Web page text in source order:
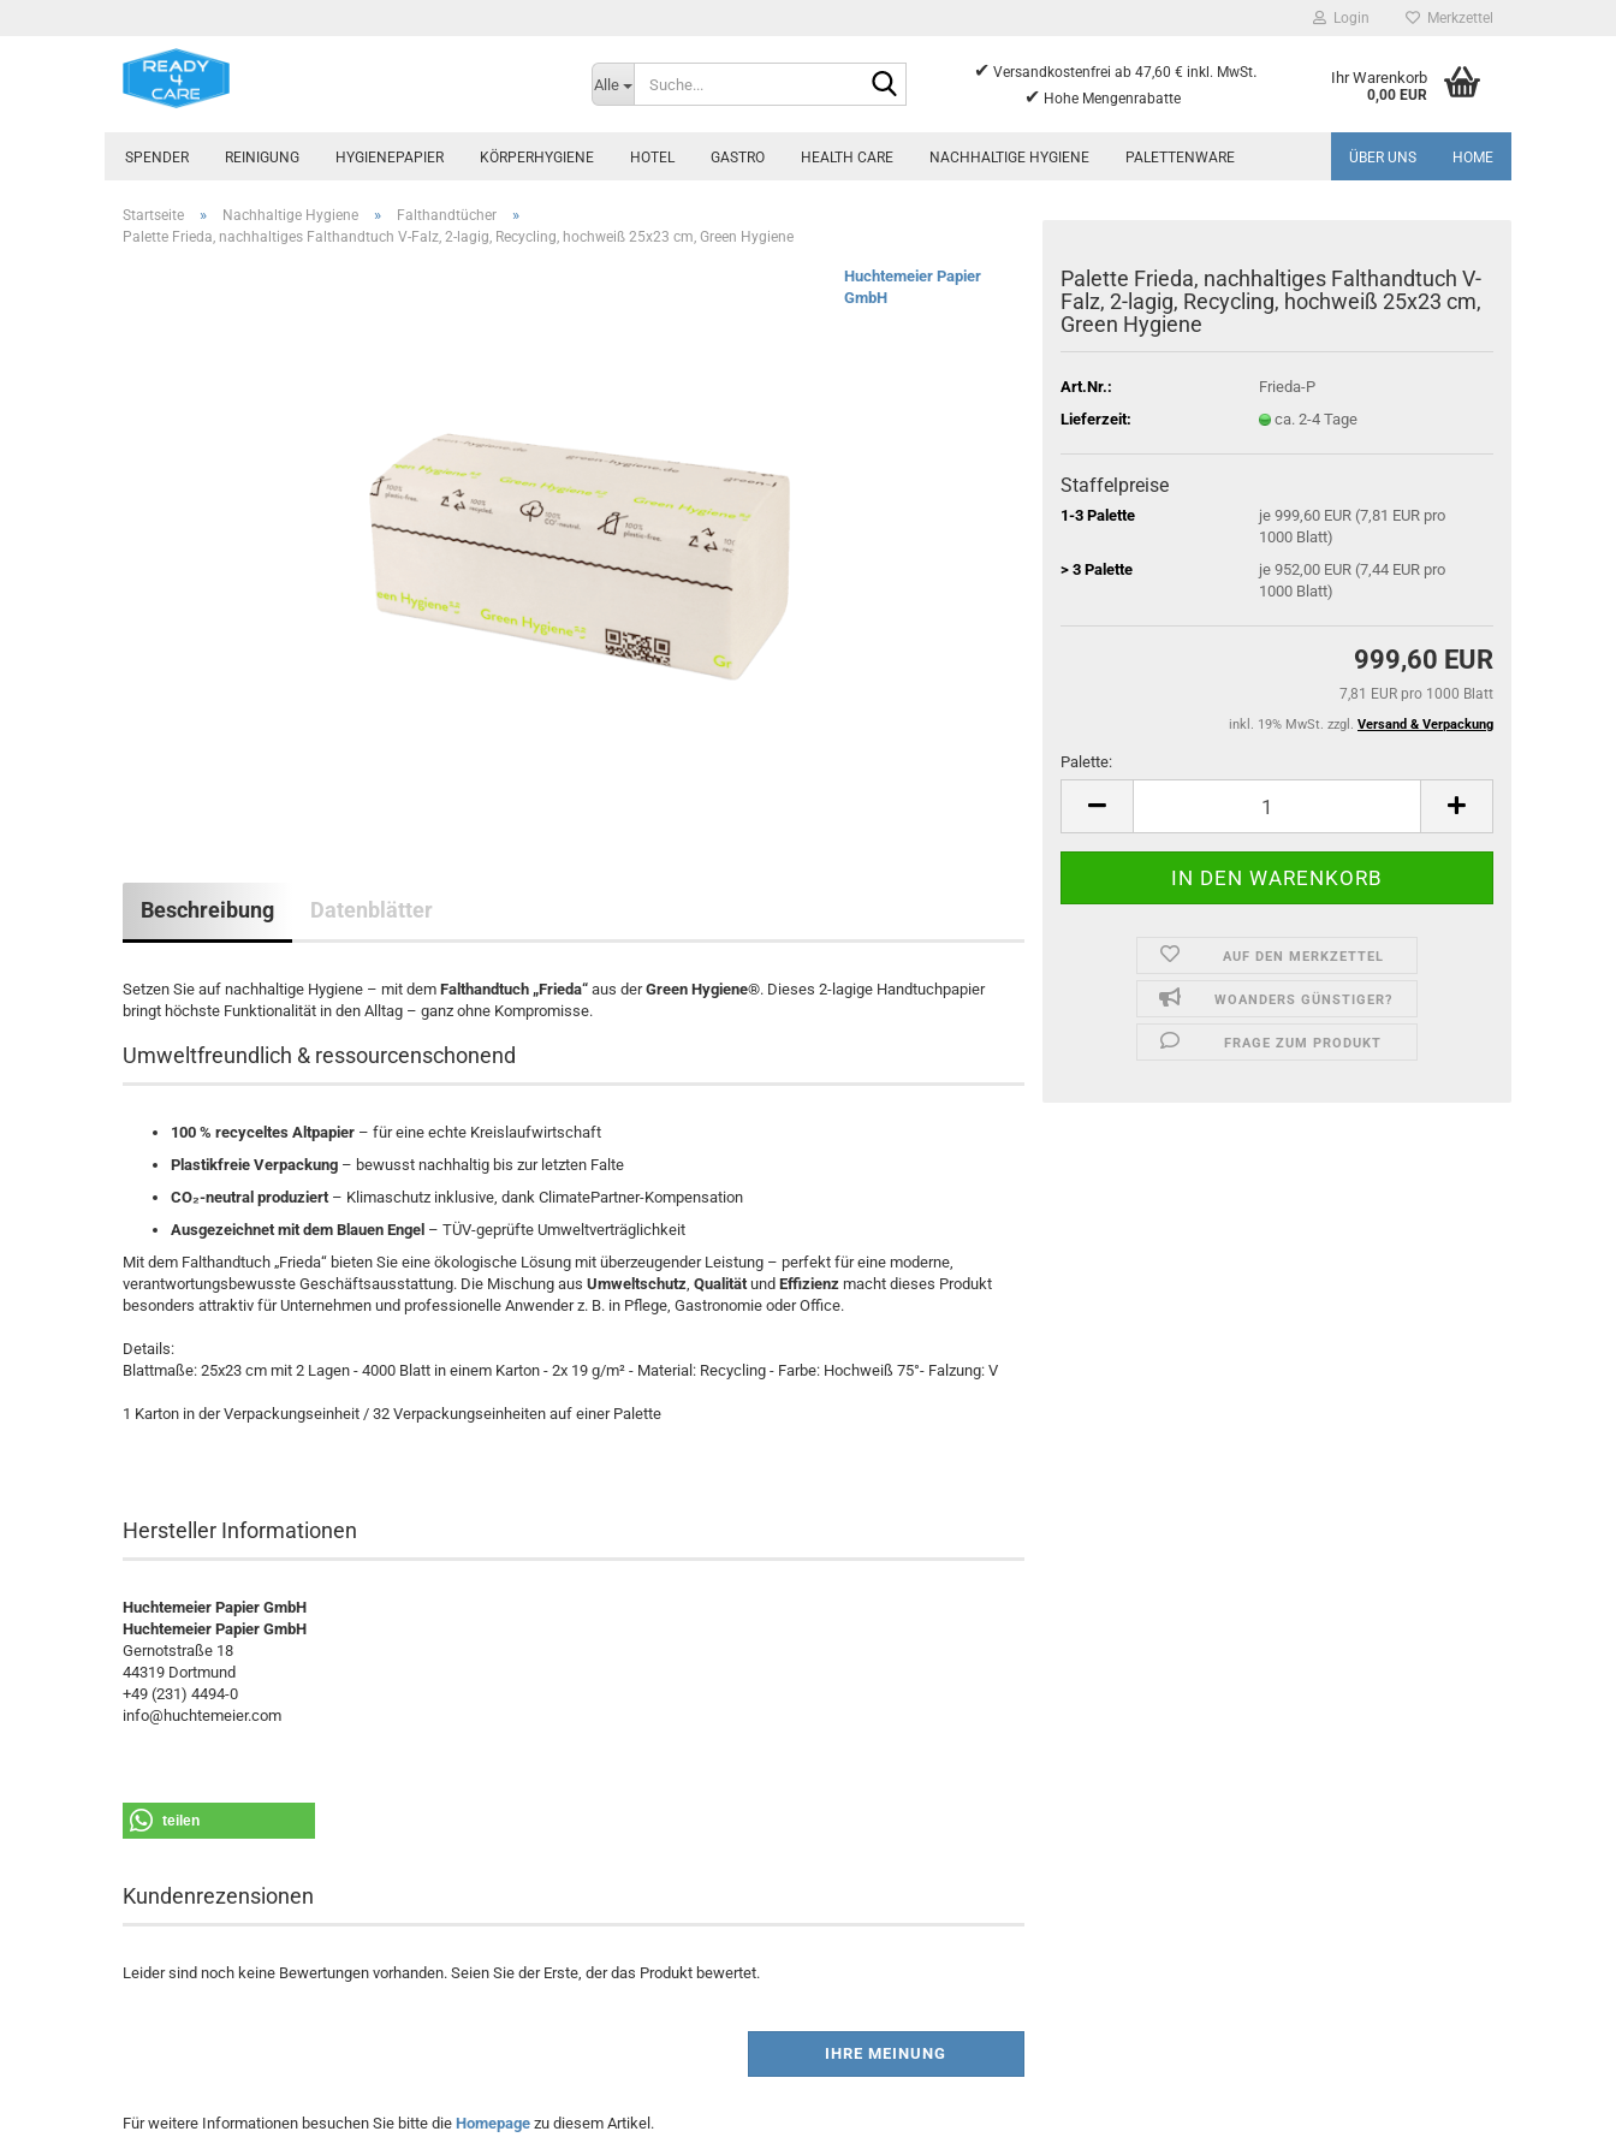
Login Merkzettel
Alle
✔ Versandkostenfrei ab 47,60 € inkl. MwSt.
✔ Hohe Mengenrabatte
Ihr Warenkorb
0,00 EUR
SPENDER REINIGUNG HYGIENEPAPIER KÖRPERHYGIENE HOTEL GASTRO HEALTH CARE NACHHALTIGE HYGIENE PALETTENWARE ÜBER UNS HOME
Startseite » Nachhaltige Hygiene » Falthandtücher »
Palette Frieda, nachhaltiges Falthandtuch V-Falz, 2-lagig, Recycling, hochweiß 25x23 cm, Green Hygiene
Huchtemeier Papier
GmbH
Palette Frieda, nachhaltiges Falthandtuch V-
Falz, 2-lagig, Recycling, hochweiß 25x23 cm,
Green Hygiene
Art.Nr.:
Frieda-P
Lieferzeit:
ca. 2-4 Tage
Staffelpreise
1-3 Palette
je 999,60 EUR (7,81 EUR pro
1000 Blatt)
> 3 Palette
je 952,00 EUR (7,44 EUR pro
1000 Blatt)
999,60 EUR
7,81 EUR pro 1000 Blatt
inkl. 19% MwSt. zzgl. Versand & Verpackung
Palette:
Palette
AUF DEN MERKZETTEL
WOANDERS GÜNSTIGER?
FRAGE ZUM PRODUKT
Beschreibung Datenblätter
Setzen Sie auf nachhaltige Hygiene – mit dem Falthandtuch „Frieda“ aus derGreen Hygiene®. Dieses 2-lagige Handtuchpapier
bringt höchste Funktionalität in den Alltag – ganz ohne Kompromisse.
Umweltfreundlich & ressourcenschonend
100 % recyceltes Altpapier – für eine echte Kreislaufwirtschaft
Plastikfreie Verpackung – bewusst nachhaltig bis zur letzten Falte
CO₂-neutral produziert– Klimaschutz inklusive, dank ClimatePartner-Kompensation
Ausgezeichnet mit dem Blauen Engel – TÜV-geprüfte Umweltverträglichkeit
Mit dem Falthandtuch „Frieda“ bieten Sie eine ökologische Lösung mit überzeugender Leistung – perfekt für eine moderne,
verantwortungsbewusste Geschäftsausstattung. Die Mischung aus Umweltschutz, Qualitätund Effizienz macht dieses Produkt
besonders attraktiv für Unternehmen und professionelle Anwender z. B. in Pflege, Gastronomie oder Office.
Details:
Blattmaße: 25x23 cm mit 2 Lagen - 4000 Blatt in einem Karton - 2x 19 g/m² - Material: Recycling - Farbe: Hochweiß 75°- Falzung: V
1 Karton in der Verpackungseinheit / 32 Verpackungseinheiten auf einer Palette
Hersteller Informationen
Huchtemeier Papier GmbH
Huchtemeier Papier GmbH
Gernotstraße 18
44319 Dortmund
+49 (231) 4494-0
info@huchtemeier.com
teilen
Kundenrezensionen
Leider sind noch keine Bewertungen vorhanden. Seien Sie der Erste, der das Produkt bewertet.
IHRE MEINUNG
Für weitere Informationen besuchen Sie bitte die Homepage zu diesem Artikel.